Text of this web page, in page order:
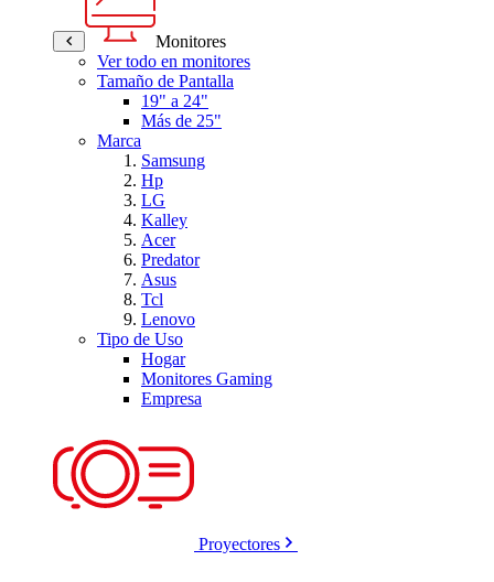
Monitores
Ver todo en monitores
Tamaño de Pantalla
19" a 24"
Más de 25"
Marca
Samsung
Hp
LG
Kalley
Acer
Predator
Asus
Tcl
Lenovo
Tipo de Uso
Hogar
Monitores Gaming
Empresa
Proyectores